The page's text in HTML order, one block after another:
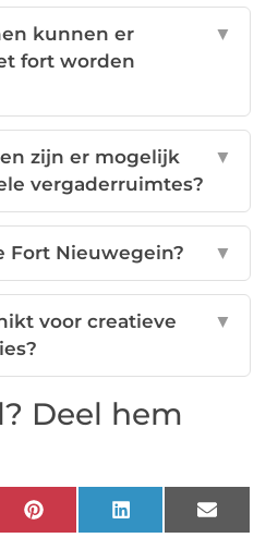
kunnen er
fort worden
▼
zijn er mogelijk
vergaderruimtes?
▼
Fort Nieuwegein? ▼
voor creatieve
▼
Deel hem
PinterestLinkedInEmail